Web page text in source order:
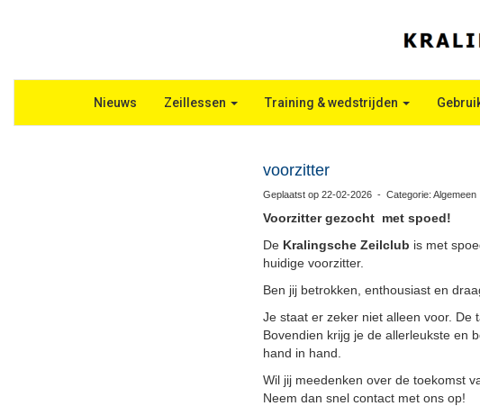
Nieuws Zeillessen Training & wedstrijden
voorzitter
Geplaatst op 22-02-2026 - Categorie:
Voorzitter gezocht met spoed!
De Kralingsche Zeilclub is met
huidige voorzitter.
Ben jij betrokken, enthousiast en
Je staat er zeker niet alleen voor. De
Bovendien krijg je de allerleukste en
hand in hand.
Wil jij meedenken over de toekomst
Neem dan snel contact met ons op!